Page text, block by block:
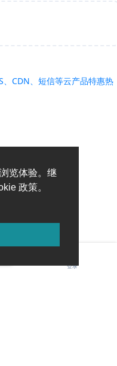
览体验。继
政策。
CDN、短信等云产品特惠热
登录